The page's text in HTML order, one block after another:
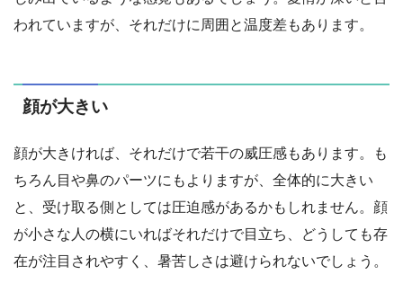
われていますが、それだけに周囲と温度差もあります。
顔が大きい
顔が大きければ、それだけで若干の威圧感もあります。も
ちろん目や鼻のパーツにもよりますが、全体的に大きい
と、受け取る側としては圧迫感があるかもしれません。顔
が小さな人の横にいればそれだけで目立ち、どうしても存
在が注目されやすく、暑苦しさは避けられないでしょう。